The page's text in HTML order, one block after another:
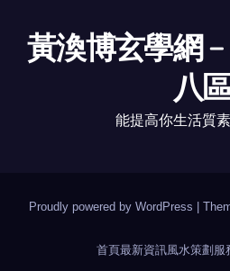
黃渙博玄學網
八
能提高你生活質
Proudly powered by WordPress |
首頁最新資訊風水策劃 服